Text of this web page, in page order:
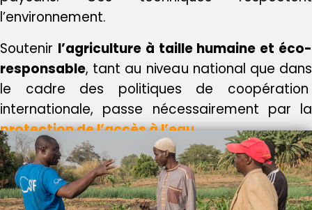
l’environnement.
Soutenir l’agriculture à taille humaine et éco-
responsable, tant au niveau national que dans
le cadre des politiques de coopération
internationale, passe nécessairement par la
protection de l’accès à l’eau.